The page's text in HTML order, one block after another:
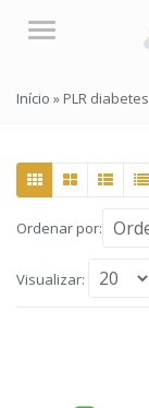
Menu
Início » PLR diabetes
Ordenar por:
Visualizar: